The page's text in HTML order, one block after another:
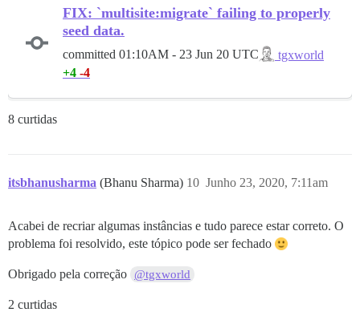
FIX: `multisite:migrate` failing to properly
seed data.
committed 01:10AM - 23 Jun 20 UTC
tgxworld
+4 -4
8 curtidas
itsbhanusharma (Bhanu Sharma) Junho 23, 2020, 7:11am
10
Acabei de recriar algumas instâncias e tudo parece estar correto. O
problema foi resolvido, este tópico pode ser fechado
Obrigado pela correção @tgxworld
2 curtidas